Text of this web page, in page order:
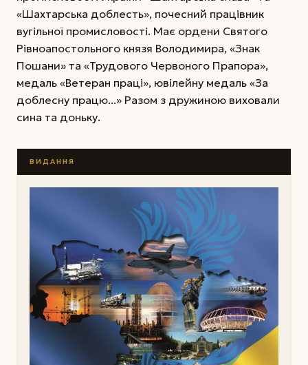
«Шахтарська доблесть», почесний працівник
вугільної промисловості. Має ордени Святого
Рівноапостольного князя Володимира, «Знак
Пошани» та «Трудового Червоного Прапора»,
медаль «Ветеран праці», ювілейну медаль «За
доблесну працю...» Разом з дружиною виховали
сина та доньку.
ВИДАННЯ